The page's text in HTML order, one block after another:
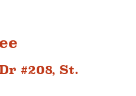
#208, St.